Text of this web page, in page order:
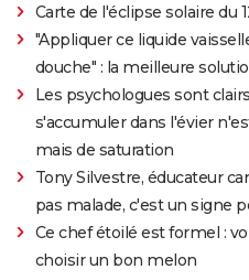
Carte de l'éclipse solaire du
"Appliquer ce liquide
douche" : la meilleure
Les psychologues sont
s'accumuler dans l'évier
mais de saturation
Tony Silvestre, éducateur
pas malade, c'est un signe
Ce chef étoilé est formel :
choisir un bon melon